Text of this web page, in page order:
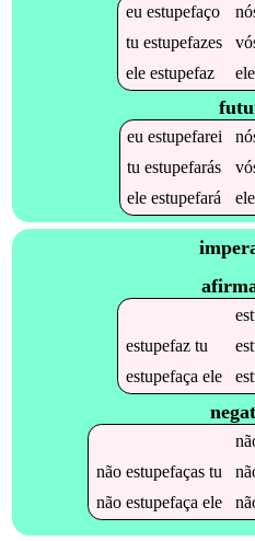
eu estupefaço
tu estupefazes
ele estupefaz
euestupefarei
tuestupefarás
eleestupefará
estupefaztu
estupefaça ele
não estupefaçastu
não estupefaça ele